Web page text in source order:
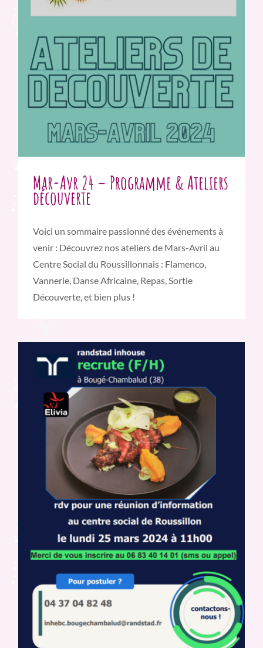
Mar-Avr 24 – Programme & Ateliers
découverte
Voici un sommaire passionné des événements à
venir : Découvrez nos ateliers de Mars-Avril au
Centre Social du Roussillonnais : Flamenco,
Vannerie, Danse Africaine, Repas, Sortie
Découverte, et bien plus !